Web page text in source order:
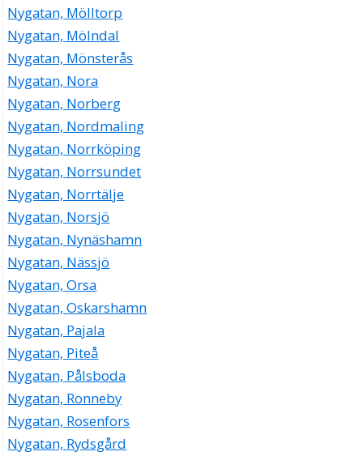
Nygatan, Mölltorp
Nygatan, Mölndal
Nygatan, Mönsterås
Nygatan, Nora
Nygatan, Norberg
Nygatan, Nordmaling
Nygatan, Norrköping
Nygatan, Norrsundet
Nygatan, Norrtälje
Nygatan, Norsjö
Nygatan, Nynäshamn
Nygatan, Nässjö
Nygatan, Orsa
Nygatan, Oskarshamn
Nygatan, Pajala
Nygatan, Piteå
Nygatan, Pålsboda
Nygatan, Ronneby
Nygatan, Rosenfors
Nygatan, Rydsgård